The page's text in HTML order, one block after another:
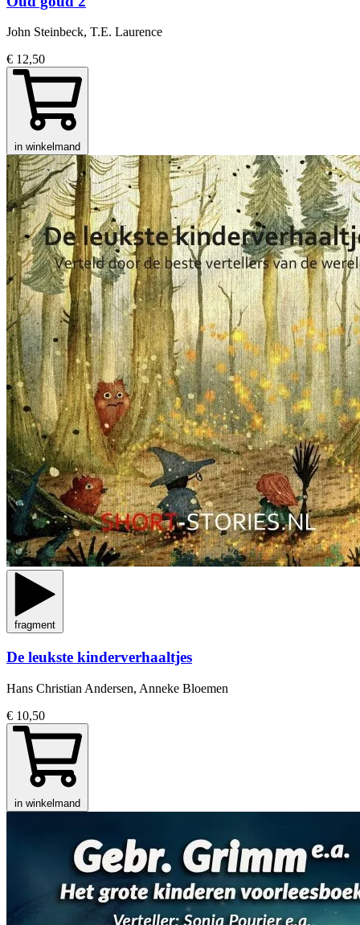
John Steinbeck, T.E. Laurence
€ 12,50
in winkelmand
fragment
De leukste kinderverhaaltjes
Hans Christian Andersen, Anneke Bloemen
€ 10,50
in winkelmand